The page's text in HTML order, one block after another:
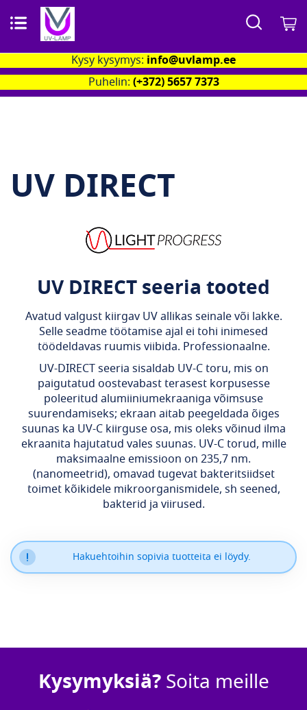
Search
Kysy kysymys: info@uvlamp.ee
Puhelin: (+372) 5657 7373
UV DIRECT
UV DIRECT seeria tooted
Avatud valgust kiirgav UV allikas seinale või lakke.
Selle seadme töötamise ajal ei tohi inimesed
töödeldavas ruumis viibida. Professionaalne.
UV-DIRECT seeria sisaldab UV-C toru, mis on
paigutatud oostevabast terasest korpusesse
poleeritud alumiiniumekraaniga võimsuse
suurendamiseks; ekraan aitab peegeldada õiges
suunas ka UV-C kiirguse osa, mis oleks võinud ilma
ekraanita hajutatud vales suunas. UV-C torud, mille
maksimaalne emissioon on 235,7 nm.
(nanomeetrid), omavad tugevat bakteritsiidset
toimet kõikidele mikroorganismidele, sh seened,
bakterid ja viirused.
Hakuehtoihin sopivia tuotteita ei löydy.
Kysymyksiä?Soita meille